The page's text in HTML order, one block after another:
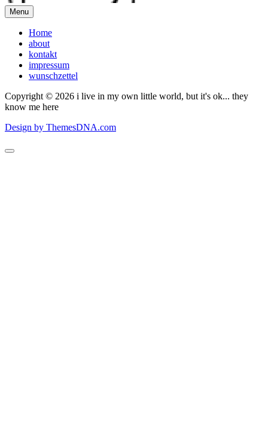
Menu
Home
about
kontakt
impressum
wunschzettel
Copyright © 2026 i live in my own little world, but it's ok... they
know me here
Design by ThemesDNA.com
Scroll